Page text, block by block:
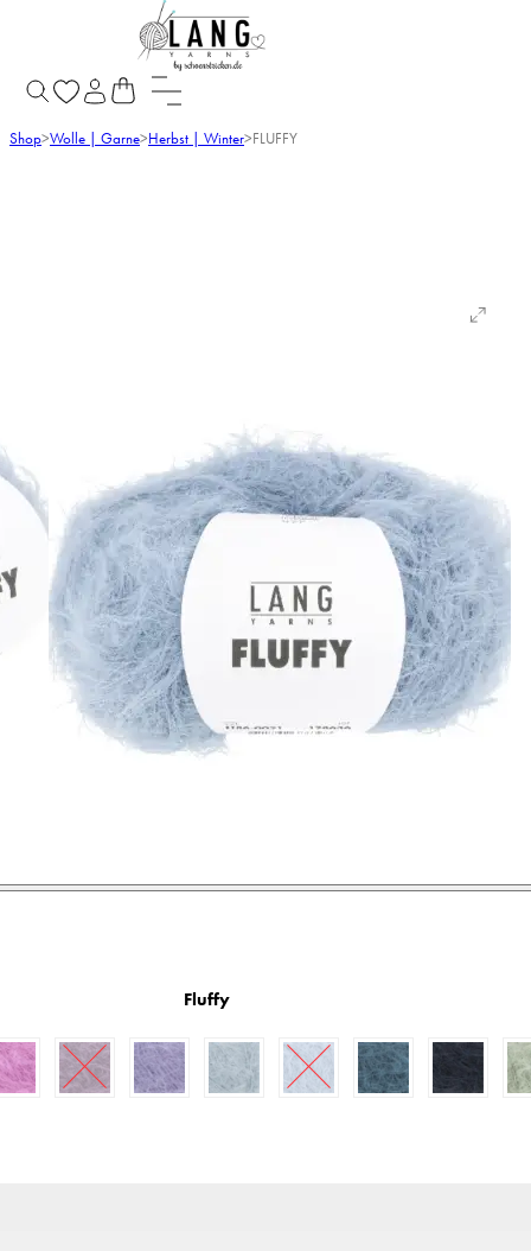
Shop>Wolle | Garne>Herbst | Winter>FLUFFY
Fluffy